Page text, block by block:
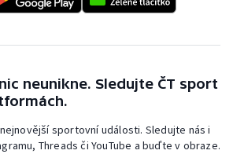
neunikne. Sledujte ČT sport
sportovní události. Sledujte nás i
Threads či YouTube a buďte v obraze.